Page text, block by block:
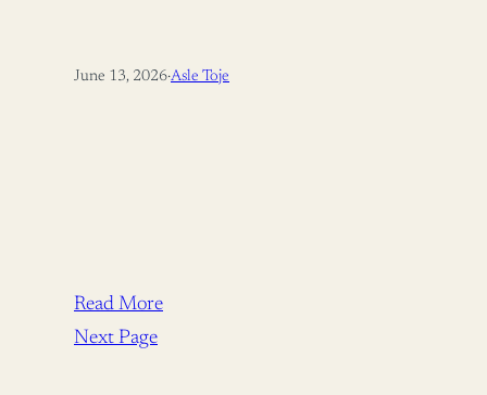
June 13, 2026·Asle Toje
Read More
Next Page